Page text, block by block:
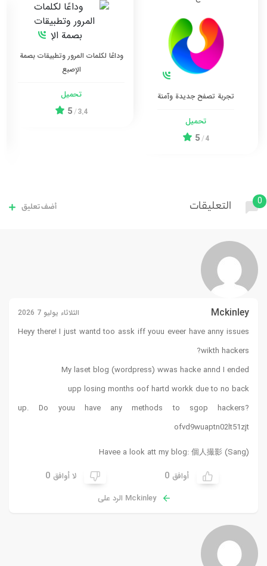
تجربة تصفح جديدة وآمنة
تحميل
4
/
5
وداعًا لكلمات المرور وتطبيقات بصمة
الإصبع
تحميل
3.4
/
5
0 التعليقات أضف تعليق
Mckinley الثلاثاء يوليو 7 2026
Heyy there! I just wantd too assk iff youu eveer have anny issues
wikth hackers?
My laset blog (wordpress) wwas hacke annd I ended
upp losing months oof hartd workk due to no back
up. Do youu have any methods to sgop hackers?
ofvd9wuaptn02lt51zjt
Havee a look att my blog: 個人撮影 (Sang)
أوافق 0 لا أوافق 0
Mckinley الرد على